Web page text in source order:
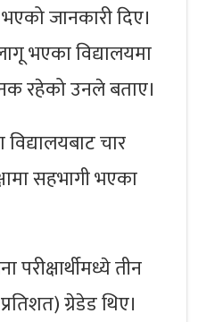
भएको जानकारी दिए।
भएका विद्यालयमा
रहेको उनले बताए।
चार
सहभागी भएका
तीन
ग्रेडेड थिए।